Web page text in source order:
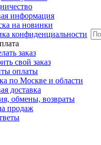
информация
на новинки
конфиденциальности
заказ
свой заказ
оплаты
по Москве и области
доставка
обмены, возвраты
продаж